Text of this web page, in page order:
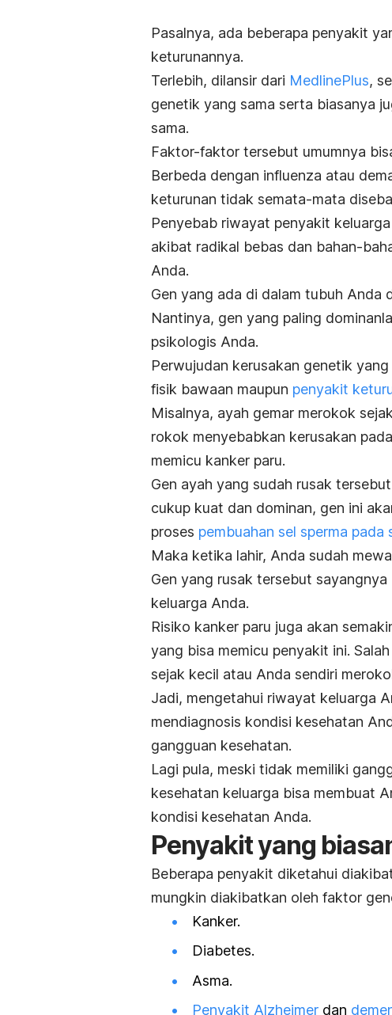
Pasalnya, ada beberapa penyakit
keturunannya.
Terlebih, dilansir dari MedlinePlus,
genetik yang sama serta biasanya
sama.
Faktor-faktor tersebut umumnya
Berbeda dengan influenza atau
keturunan tidak semata-mata
Penyebab riwayat penyakit
akibat radikal bebas dan bahan-
Anda.
Gen yang ada di dalam tubuh Anda
Nantinya, gen yang paling
psikologis Anda.
Perwujudan kerusakan genetik
fisik bawaan maupun penyakit
Misalnya, ayah gemar merokok
rokok menyebabkan kerusakan
memicu kanker paru.
Gen ayah yang sudah rusak
cukup kuat dan dominan, gen ini
proses pembuahan sel sperma pada
Maka ketika lahir, Anda sudah
Gen yang rusak tersebut
keluarga Anda.
Risiko kanker paru juga akan
yang bisa memicu penyakit ini.
sejak kecil atau Anda sendiri
Jadi, mengetahui riwayat keluarga
mendiagnosis kondisi kesehatan
gangguan kesehatan.
Lagi pula, meski tidak memiliki
kesehatan keluarga bisa membuat
kondisi kesehatan Anda.
Penyakit yang
Beberapa penyakit diketahui
mungkin diakibatkan oleh faktor
Kanker.
Diabetes.
Asma.
Penyakit Alzheimer dan